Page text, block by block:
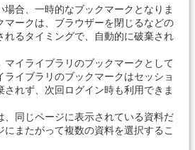
場合、一時的なブックマークとなりま
マークは、ブラウザーを閉じるなどの
れるタイミングで、自動的に破棄され
マイライブラリのブックマークとして
ライブラリのブックマークはセッショ
されず、次回ログイン時も利用できま
、同じページに表示されている資料だ
にまたがって複数の資料を選択するこ